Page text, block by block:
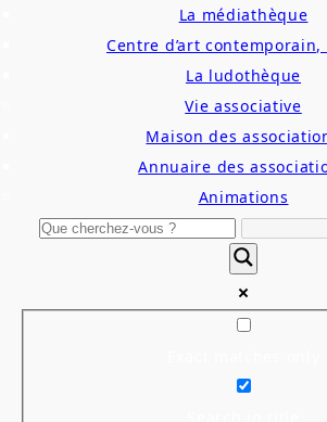
La médiathèque
Centre d’art contemporain,
La ludothèque
Vie associative
Maison des
Annuaire des
Animations